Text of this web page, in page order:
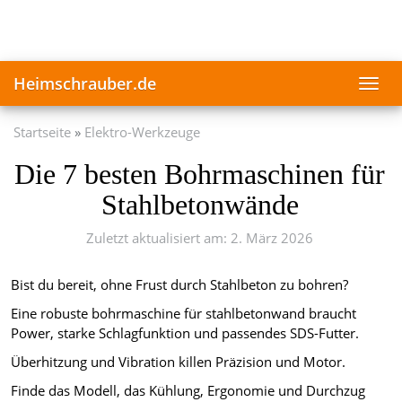
Heimschrauber.de
Startseite Elektro-Werkzeuge
Die 7 besten Bohrmaschinen für
Stahlbetonwände
Zuletzt aktualisiert am: 2. März 2026
Bist du bereit, ohne Frust durch Stahlbeton zu bohren?
Eine robuste bohrmaschine für stahlbetonwand braucht
Power, starke Schlagfunktion und passendes SDS-Futter.
Überhitzung und Vibration killen Präzision und Motor.
Finde das Modell, das Kühlung, Ergonomie und Durchzug